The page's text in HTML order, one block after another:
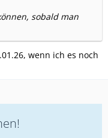
sobald man
wenn ich es noch